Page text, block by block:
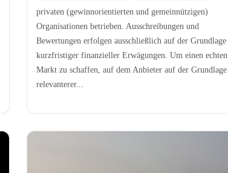
privaten (gewinnorientierten und gemeinnützigen)
Organisationen betrieben. Ausschreibungen und
Bewertungen erfolgen ausschließlich auf der Grundlage
kurzfristiger finanzieller Erwägungen. Um einen echten
Markt zu schaffen, auf dem Anbieter auf der Grundlage
relevanterer...